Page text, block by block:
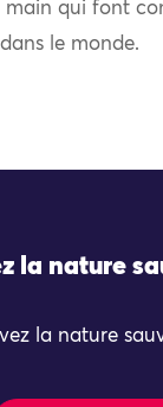
main qui font
le monde.
la nature
la nature